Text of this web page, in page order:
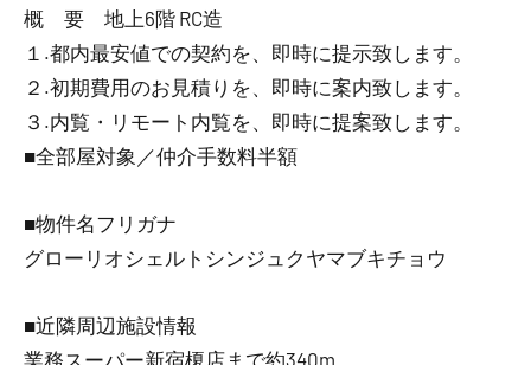
概 要 地上6階 RC造
１.都内最安値での契約を、即時に提示致します。
２.初期費用のお見積りを、即時に案内致します。
３.内覧・リモート内覧を、即時に提案致します。
■全部屋対象／仲介手数料半額
■物件名フリガナ
グローリオシェルトシンジュクヤマブキチョウ
■近隣周辺施設情報
業務スーパー新宿榎店まで約340m